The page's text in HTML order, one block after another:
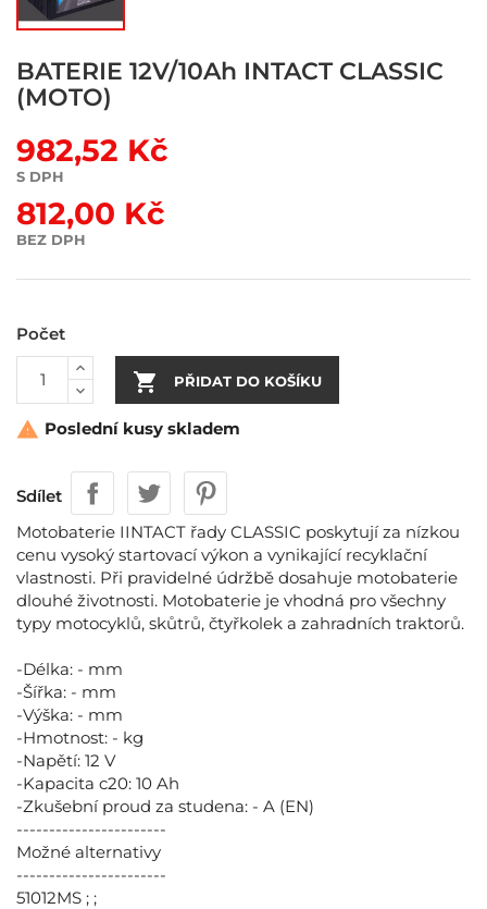
BATERIE 12V/10Ah INTACT CLASSIC
(MOTO)
982,52 Kč
S DPH
812,00 Kč
BEZ DPH
Počet
 PŘIDAT DO KOŠÍKU
 Poslední kusy skladem
Sdílet
Motobaterie IINTACT řady CLASSIC poskytují za nízkou
cenu vysoký startovací výkon a vynikající recyklační
vlastnosti. Při pravidelné údržbě dosahuje motobaterie
dlouhé životnosti. Motobaterie je vhodná pro všechny
typy motocyklů, skůtrů, čtyřkolek a zahradních traktorů.
-Délka: - mm
-Šířka: - mm
-Výška: - mm
-Hmotnost: - kg
-Napětí: 12 V
-Kapacita c20: 10 Ah
-Zkušební proud za studena: - A (EN)
-----------------------
Možné alternativy
-----------------------
51012MS ; ;